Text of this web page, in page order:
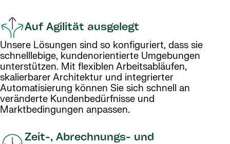
Auf Agilität ausgelegt
Unsere Lösungen sind so konfiguriert, dass sie
schnelllebige, kundenorientierte Umgebungen
unterstützen. Mit flexiblen Arbeitsabläufen,
skalierbarer Architektur und integrierter
Automatisierung können Sie sich schnell an
veränderte Kundenbedürfnisse und
Marktbedingungen anpassen.
Zeit-, Abrechnungs- und